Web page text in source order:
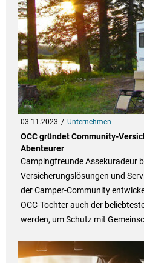
03.11.2023 Unternehmen
OCC gründet Community-
Abenteurer
Campingfreunde Assekuradeur
Versicherungslösungen und
der Camper-Community
OCC-Tochter auch der
werden, um Schutz mit